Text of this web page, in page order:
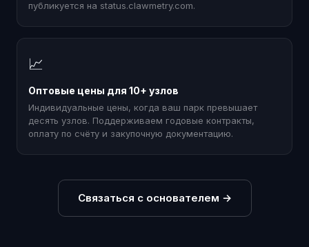
публикуется на status.clawmetry.com.
📈
Оптовые цены для 10+ узлов
Индивидуальные цены, когда ваш парк превышает
десять узлов. Поддерживаем годовые контракты,
оплату по счёту и закупочную документацию.
Связаться с основателем →